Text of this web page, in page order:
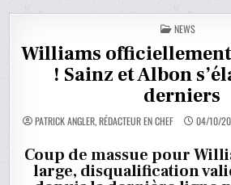
POSTED
IN
NEWS
Williams
! Sainz et Albon
derniers
PATRICK ANGLER, RÉDACTEUR EN CHEF 04/10/
Coup de massue pour
large, disqualification